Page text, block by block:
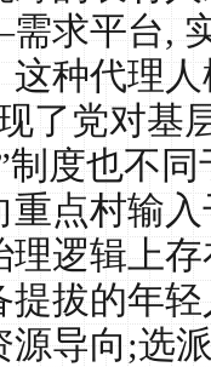
求平台,
这种代理
了党对基
制度也不
重点村输
理逻辑上
提拔的年轻
源导向;选